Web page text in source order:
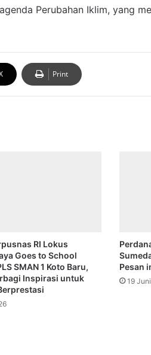
Perubahan Iklim, yang
Print
RI Lokus
Goes to School
SMAN 1 Koto Baru,
Inspirasi untuk
Pesan
19